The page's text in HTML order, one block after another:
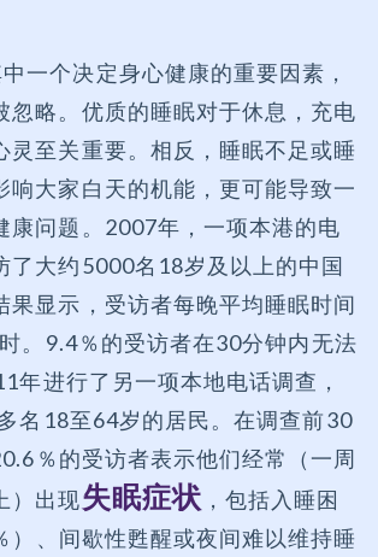
一个决定身心健康的重要因素，
忽略。优质的睡眠对于休息，充电
灵至关重要。相反，睡眠不足或睡
响大家白天的机能，更可能导致一
康问题。2007年，一项本港的电
了大约5000名18岁及以上的中国
果显示，受访者每晚平均睡眠时间
。9.4％的受访者在30分钟内无法
年进行了另一项本地电话调查，
名18至64岁的居民。在调查前30
％的受访者表示他们经常（一周
）出现失眠症状 ，包括入睡困
）、间歇性甦醒或夜间难以维持睡